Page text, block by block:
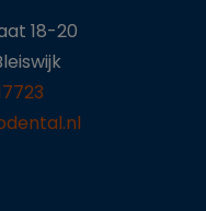
18-20